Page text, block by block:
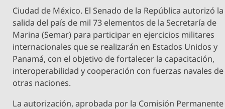
Ciudad de México. El Senado de la República autorizó la
salida del país de mil 73 elementos de la Secretaría de
Marina (Semar) para participar en ejercicios militares
internacionales que se realizarán en Estados Unidos y
Panamá, con el objetivo de fortalecer la capacitación,
interoperabilidad y cooperación con fuerzas navales de
otras naciones.
La autorización, aprobada por la Comisión Permanente